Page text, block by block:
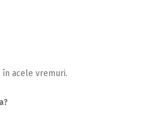
în acele vremuri.